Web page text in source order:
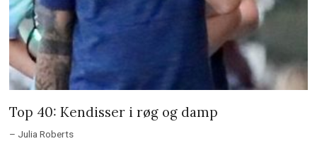
Top 40: Kendisser i røg og damp
– Julia Roberts